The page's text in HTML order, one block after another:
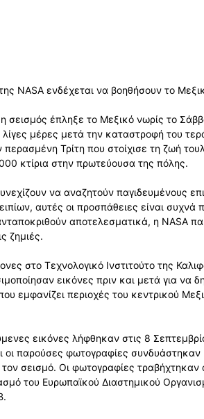
NASA ενδέχεται να βοηθήσουν το
σεισμός έπληξε το Μεξικό νωρίς το
λίγες μέρες μετά την καταστροφή του
περασμένη Τρίτη που στοίχισε τη ζωή
κτίρια στην πρωτεύουσα της πόλης.
να αναζητούν παγιδευμένους
αυτές οι προσπάθειες είναι συχνά
αποτελεσματικά, η NASA
ζημιές.
στο Τεχνολογικό Ινστιτούτο της
εικόνες πριν και μετά για να
εμφανίζει περιοχές του κεντρικού
εικόνες λήφθηκαν στις 8
οι παρούσες φωτογραφίες συνδυάστηκαν
σεισμό. Οι φωτογραφίες
του Ευρωπαϊκού Διαστημικού